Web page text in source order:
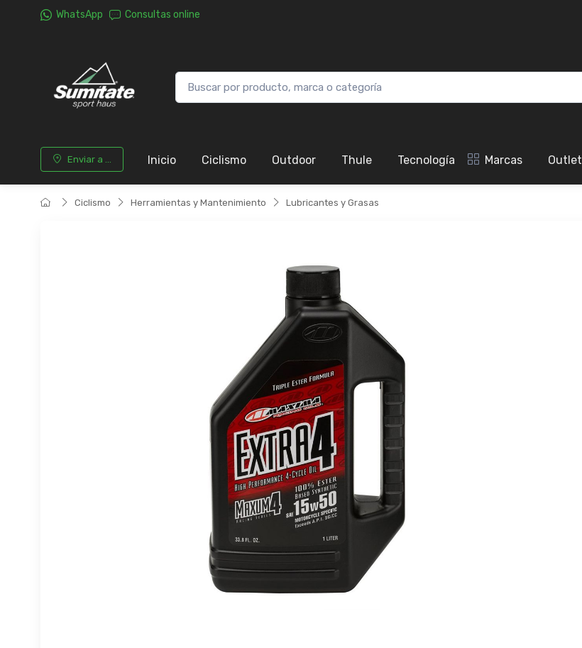
WhatsApp Consultas online
Enviar a ... Inicio Ciclismo Outdoor Thule Tecnología Marcas Outlet
Ciclismo Herramientas y Mantenimiento Lubricantes y Grasas